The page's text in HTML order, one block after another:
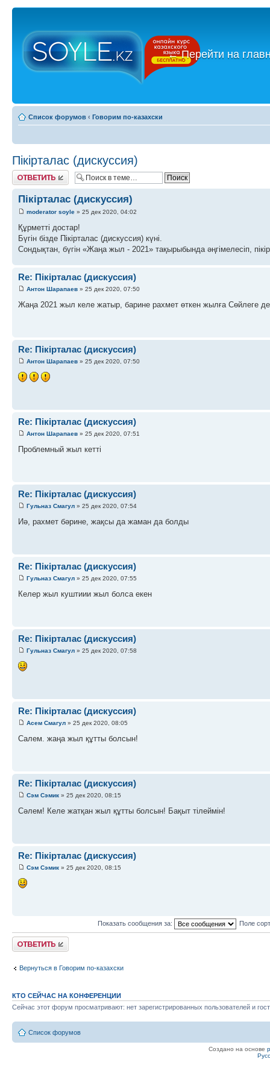
←Перейти на
Список форумов ‹ Говорим по-казахски
Пікірталас (дискуссия)
Ответить
Пікірталас (дискуссия)
moderator soyle » 25 дек 2020, 04:02
Құрметті достар!
Бүгін бізде Пікірталас (дискуссия) күні.
Сондықтан, бүгін «Жаңа жыл - 2021» тақырыбында әңгімелесіп,
Re: Пікірталас (дискуссия)
Антон Шарапаев » 25 дек 2020, 07:50
Жаңа 2021 жыл келе жатыр, барине рахмет өткен жылға Сөйлеге де
Re: Пікірталас (дискуссия)
Антон Шарапаев » 25 дек 2020, 07:50
Re: Пікірталас (дискуссия)
Антон Шарапаев » 25 дек 2020, 07:51
Проблемный жыл кетті
Re: Пікірталас (дискуссия)
Гульназ Смагул » 25 дек 2020, 07:54
Иә, рахмет бәрине, жақсы да жаман да болды
Re: Пікірталас (дискуссия)
Гульназ Смагул » 25 дек 2020, 07:55
Келер жыл куштиии жыл болса екен
Re: Пікірталас (дискуссия)
Гульназ Смагул » 25 дек 2020, 07:58
Re: Пікірталас (дискуссия)
Асем Смагул » 25 дек 2020, 08:05
Салем. жаңа жыл құтты болсын!
Re: Пікірталас (дискуссия)
Сэм Сэмик » 25 дек 2020, 08:15
Сәлем! Келе жатқан жыл құтты болсын! Бақыт тілеймін!
Re: Пікірталас (дискуссия)
Сэм Сэмик » 25 дек 2020, 08:15
Показать сообщения за: Поле
Ответить
Вернуться в Говорим по-казахски
КТО СЕЙЧАС НА КОНФЕРЕНЦИИ
Сейчас этот форум просматривают: нет зарегистрированных пользователей и
Список форумов
Создано на основе